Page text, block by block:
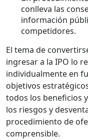
conlleva las
información
competidores.
El tema de
ingresar a la IPO lo
individualmente en
objetivos
todos los beneficios
los riesgos y
procedimiento de
comprensible.